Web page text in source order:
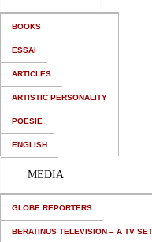
BOOKS
ESSAI
ARTICLES
ARTISTIC PERSONALITY
POESIE
ENGLISH
MEDIA
GLOBE REPORTERS
BERATINUS TELEVISION – A TV